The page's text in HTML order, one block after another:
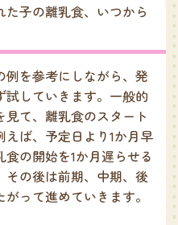
子の離乳食、いつから
を参考にしながら、発
していきます。一般的
て、離乳食のスタート
ば、予定日より1か月早
の開始を1か月遅らせる
その後は前期、中期、後
って進めていきます。